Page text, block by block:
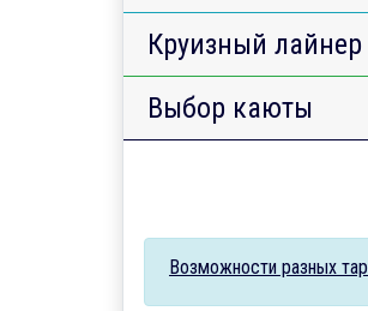
Круизный лайнер
Выбор каюты
Возможности разных